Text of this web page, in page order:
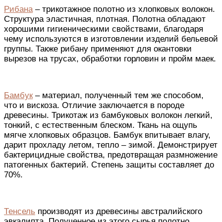
Рибана– трикотажное полотно из хлопковых волокон.
Структура эластичная, плотная. Полотнаобладают
хорошими гигиеническими свойствами, благодаря
чему используются в изготовлении изделий бельевой
группы. Также рибану применяют для окантовки
вырезов на трусах, обработки горловин и пройм маек.
Бамбук– материал, полученный тем же способом,
что и вискоза. Отличие заключается в породе
древесины. Трикотаж из бамбуковых волокон легкий,
тонкий, с естественным блеском. Ткань на ощупь
мягче хлопковых образцов. Бамбук впитывает влагу,
дарит прохладу летом, тепло – зимой. Демонстрирует
бактерицидные свойства, предотвращая размножение
патогенных бактерий. Степень защиты составляет до
70%.
Тенсель производят из древесины австралийского